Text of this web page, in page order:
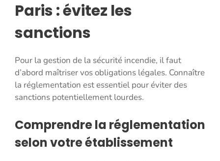
Paris : évitez les
sanctions
Pour la gestion de la sécurité incendie, il faut
d’abord maîtriser vos obligations légales. Connaître
la réglementation est essentiel pour éviter des
sanctions potentiellement lourdes.
Comprendre la réglementation
selon votre établissement